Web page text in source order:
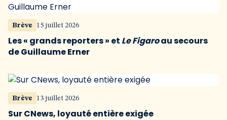
Brève 15 juillet 2026
Les « grands reporters » et Le Figaroau secours
de Guillaume Erner
Brève 13 juillet 2026
Sur CNews, loyauté entière exigée